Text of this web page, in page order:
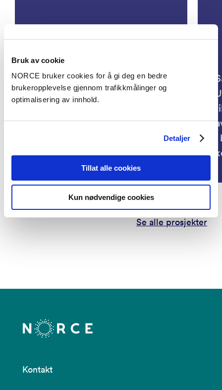
Bruk av cookie
NORCE bruker cookies for å gi deg en bedre
brukeropplevelse gjennom trafikkmålinger og
optimalisering av innhold.
Detaljer
Tillat alle cookies
Kun nødvendige cookies
Prox. Forebygging og
barnehager
Se alle prosjekter
Kontakt